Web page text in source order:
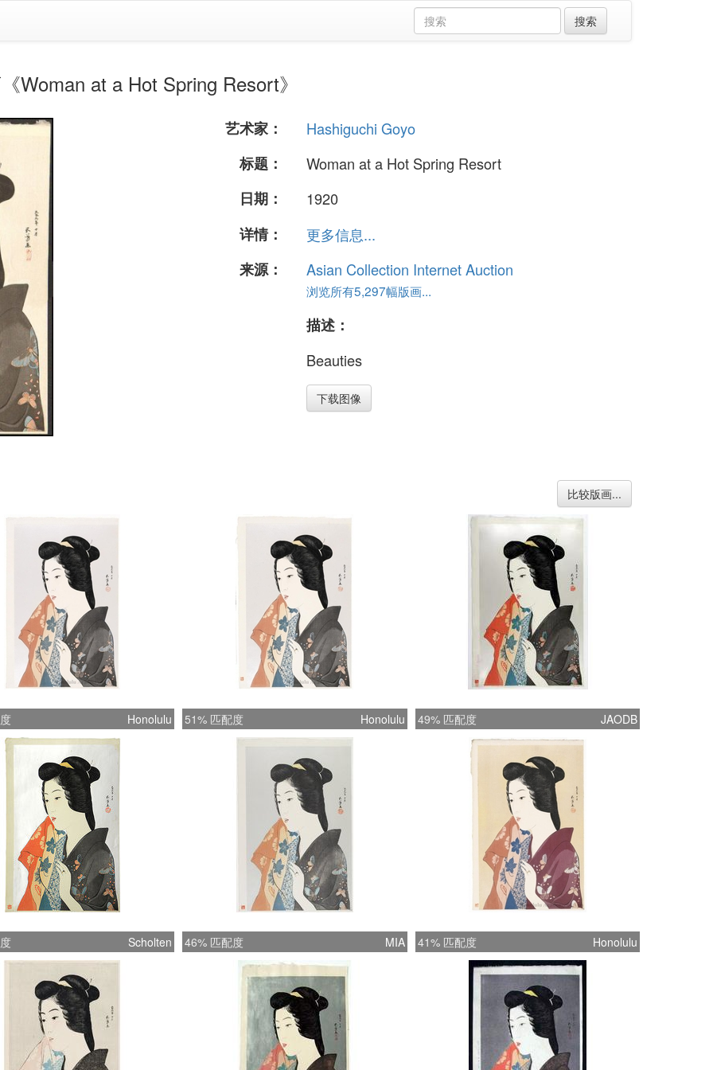
Woman at a Hot Spring Resort》
艺术家：
Hashiguchi Goyo
标题：
Woman at a Hot Spring Resort
日期：
1920
详情：
更多信息...
来源：
Asian Collection Internet Auction
浏览所有5,297幅版画...
描述：
Beauties
下载图像
比较版画...
Honolulu 51% 匹配度 Honolulu 49% 匹配度 JAODB
Scholten 46% 匹配度 MIA 41% 匹配度 Honolulu